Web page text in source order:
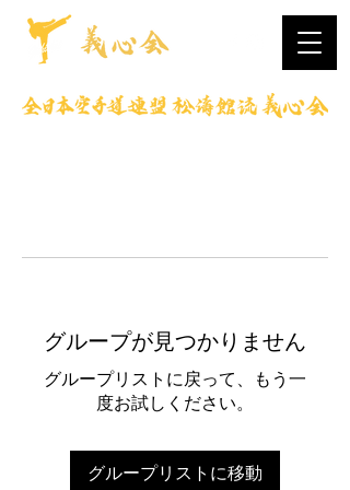
グループが見つかりません
グループリストに戻って、もう一
度お試しください。
グループリストに移動